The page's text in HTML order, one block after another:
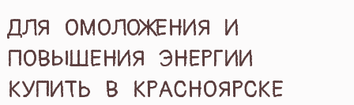
ПОДАРКИ И ПОДАРОЧНЫЕ НАБОРЫ
БЛОГ
ДЛЯ ОМОЛОЖЕНИЯ И
ПОВЫШЕНИЯ ЭНЕРГИИ
КУПИТЬ В КРАСНОЯРСКЕ